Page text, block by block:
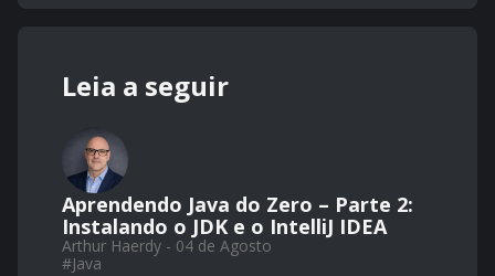
Leia a seguir
Aprendendo Java do Zero – Parte 2:
Instalando o JDK e o IntelliJ IDEA
Arthur Haerdy - 04 de Agosto
#Java